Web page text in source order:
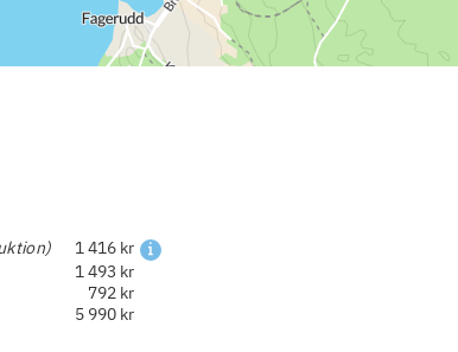
1 416 kr
1 493 kr
792 kr
5 990 kr